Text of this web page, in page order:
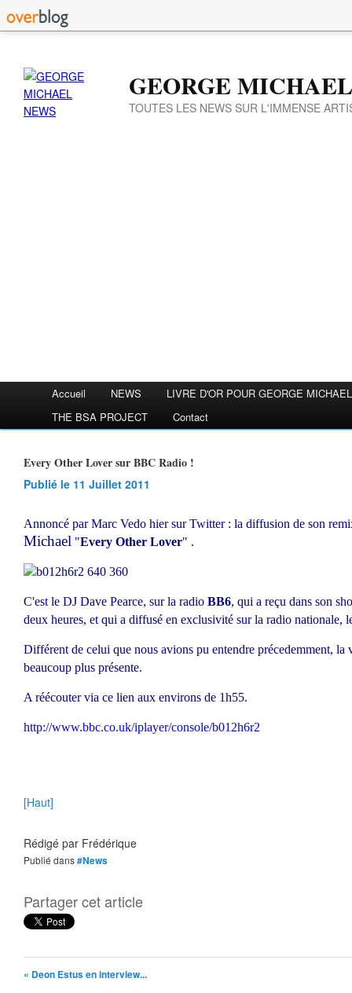
GEORGE
TOUTES LES NEWS SUR L'IMMENSE
Accueil NEWS
LIVRE D'OR POUR GEORGE MICHAEL
THE BSA PROJECT
Contact
Every Other Lover sur BBC Radio !
Publié le 11 Juillet 2011
Annoncé par Marc Vedo hier sur Twitter : la diffusion de son
Michael "Every Other Lover" .
C'est le DJ Dave Pearce, sur la radio BB6, qui a reçu dans son
deux heures, et qui a diffusé en exclusivité sur la radio nationale,
Différent de celui que nous avions pu entendre précedemment,
beaucoup plus présente.
A réécouter via ce lien aux environs de 1h55.
http://www.bbc.co.uk/iplayer/console/b012h6r2
[Haut]
Rédigé par Frédérique
Publié dans#News
Partager cet article
« Deon Estus en interview...